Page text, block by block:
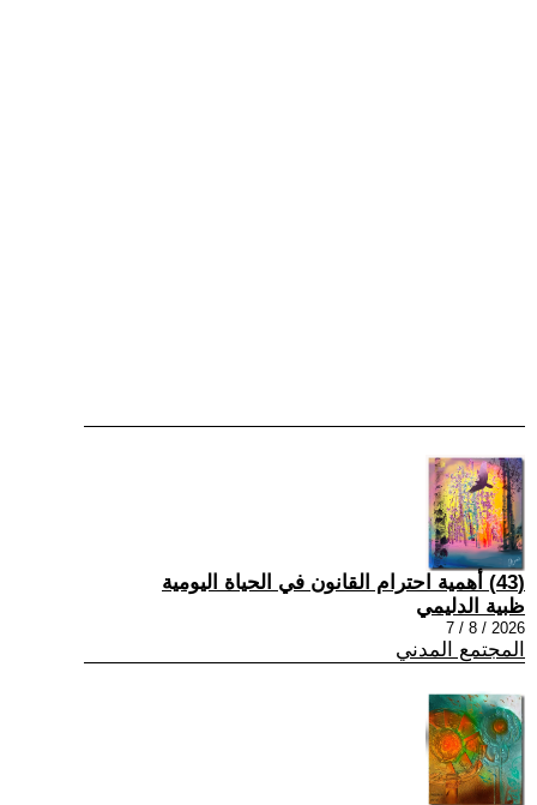
(43) أهمية احترام القانون في الحياة اليومية
ظبية الدليمي
2026 / 8 / 7
المجتمع المدني